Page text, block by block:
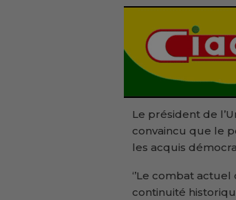
Le président de
convaincu que le
les acquis
‘’Le combat
continuité